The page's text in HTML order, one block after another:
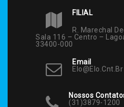
FILIAL
R. Marechal
Sala 116 – Centro –
33400-000
Email
Elo@elo.cnt.br
Nossos
(31)3879-1200